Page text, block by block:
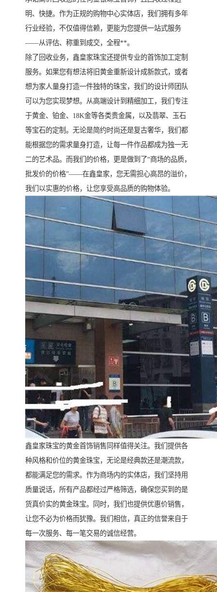
明、快捷。作为正规的购物中心实体店，我们拥有多年
行业经验，不仅值得信赖，更能为您提供一站式服务
——从评估、称重到成交，全程**。
除了回收业务，鑫皇家珠宝还提供专业的首饰加工定制
服务。如果您有想法将旧黄金重新设计成新款式，或者
想为家人量身打造一件独特的珠宝，我们的设计师团队
可以为您实现梦想。从高端设计到精细加工，我们专注
于黄金、铂金、18K金等各类贵金属，以及翡翠、玉石
等宝石的定制。无论是简约时尚还是复古奢华，我们都
能根据您的需求量身打造，让每一件作品都成为独一无
二的艺术品。而我们的价格，更是做到了“商场的品质，
批发价的价格”——在鑫皇家，您无需担心高昂的溢价，
我们以实惠的价格，让您享受高品质的购物体验。
鑫皇家珠宝的黄金首饰销售同样值得关注。我们提供各
种风格和价位的黄金珠宝，无论是经典款还是潮流款，
都能满足您的需求。作为商场内的实体店，我们坚持用
质量说话，所有产品都经过严格筛选，确保您买到的是
货真价实的黄金珠宝。同时，我们也提供优惠价销售，
让您不必为价格而犹豫。我们相信，真正的信誉来自于
每一次服务、每一笔交易的诚信经营。